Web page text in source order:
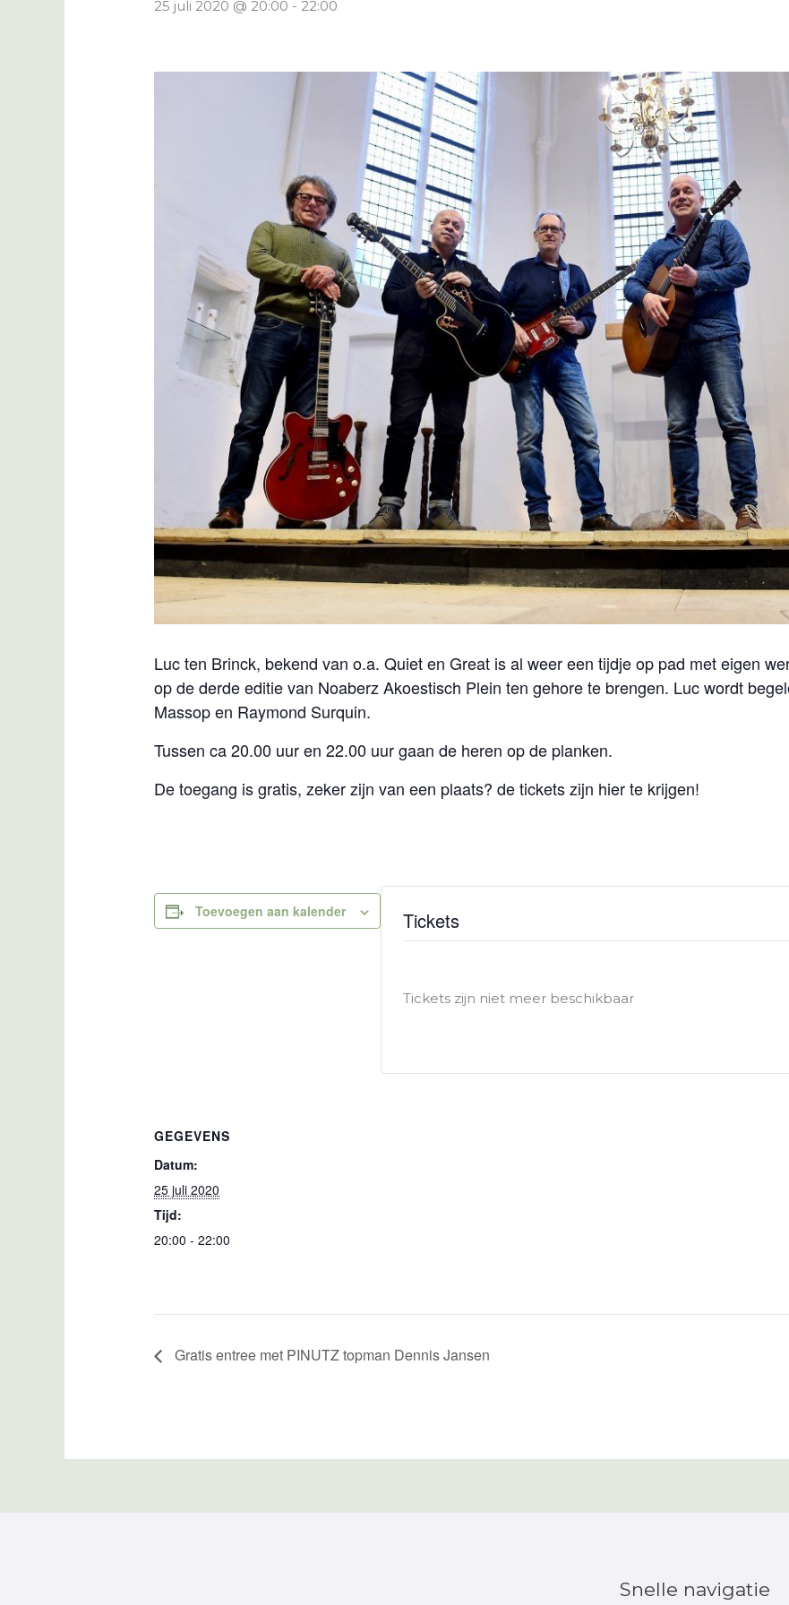
25 juli 2020 @ 20:00 - 22:00
Luc ten Brinck, bekend van o.a. Quiet en Great is al weer een tijdje op pad met eigen
op de derde editie van Noaberz Akoestisch Plein ten gehore te brengen. Luc wordt
Massop en Raymond Surquin.
Tussen ca 20.00 uur en 22.00 uur gaan de heren op de planken.
De toegang is gratis, zeker zijn van een plaats? de tickets zijn hier te krijgen!
Toevoegen aan kalender Tickets
Tickets zijn niet meer beschikbaar
GEGEVENS
Datum:
25 juli 2020
Tijd:
20:00 - 22:00
Gratis entree met PINUTZ topman Dennis Jansen
Snelle navigatie